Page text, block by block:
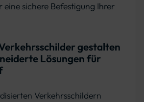
sichere Befestigung Ihrer
gestalten
Lösungen für
Verkehrsschildern